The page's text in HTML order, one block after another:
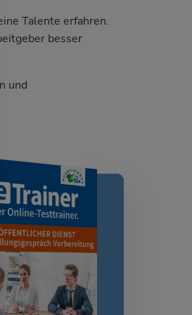
Talente erfahren.
besser
und